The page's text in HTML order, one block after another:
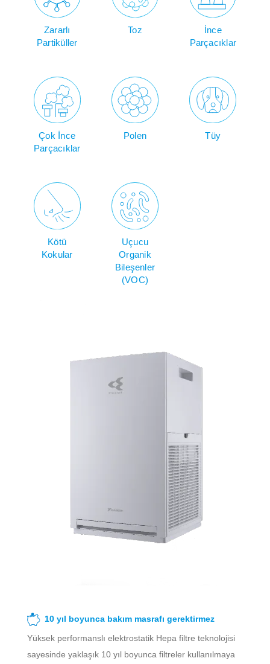
Zararlı
Partiküller
Toz
İnce
Parçacıklar
Çok İnce
Parçacıklar
Polen Tüy
Kötü
Kokular
Uçucu
Organik
Bileşenler
(VOC)
10 yıl boyunca bakım masrafı gerektirmez
Yüksek performanslı elektrostatik Hepa filtre teknolojisi
sayesinde yaklaşık 10 yıl boyunca filtreler kullanılmaya